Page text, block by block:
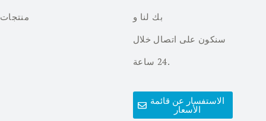
منتجات
بك لنا و
سنكون على اتصال خلال
24 ساعة.
الاستفسار عن قائمة
الأسعار